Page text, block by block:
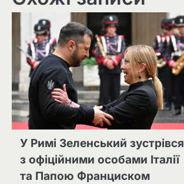
У Римі Зеленський зустрівся
з офіційними особами Італії
та Папою Франциском